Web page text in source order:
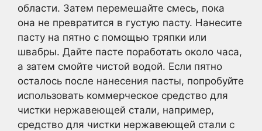
области. Затем перемешайте смесь, пока
она не превратится в густую пасту. Нанесите
пасту на пятно с помощью тряпки или
швабры. Дайте пасте поработать около часа,
а затем смойте чистой водой. Если пятно
осталось после нанесения пасты, попробуйте
использовать коммерческое средство для
чистки нержавеющей стали, например,
средство для чистки нержавеющей стали с